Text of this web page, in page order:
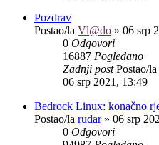
Pozdrav
Postao/la Vl@do » 06 srp
0 Odgovori
16887 Pogledano
Zadnji postPostao/la
06 srp 2021, 13:49
Bedrock Linux: konačno
Postao/la rudar» 06 srp
0 Odgovori